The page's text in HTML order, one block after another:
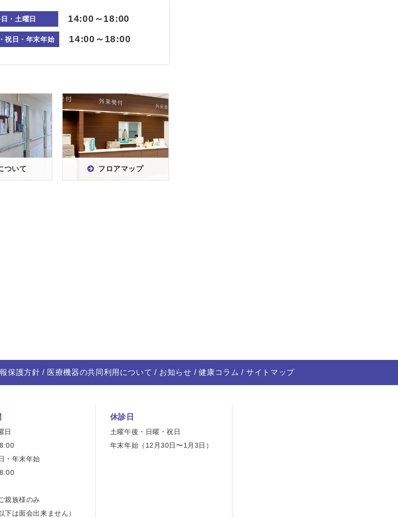
・土曜日 14:00～18:00
祝日・年末年始 14:00～18:00
ついて フロアマップ
保護方針 医療機器の共同利用について お知らせ 健康コラム サイトマップ
日
・年末年始
親族様のみ
下は面会出来ません）
休診日
土曜午後・日曜・祝日
年末年始（12月30日〜1月3日）